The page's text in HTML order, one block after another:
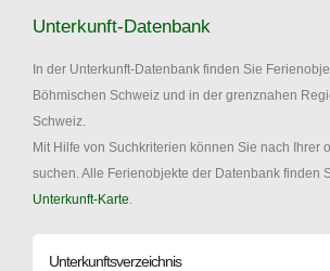
Unterkunft-Datenbank
In der Unterkunft-Datenbank finden Sie
Böhmischen Schweiz und in der grenznahen
Schweiz.
Mit Hilfe von Suchkriterien können Sie nach Ihrer
suchen. Alle Ferienobjekte der Datenbank finden
Unterkunft-Karte
Unterkunftsverzeichnis